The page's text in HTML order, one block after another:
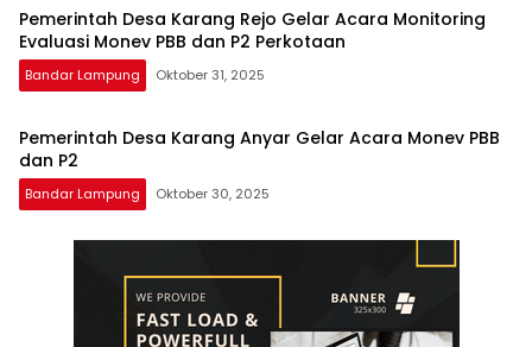
Pemerintah Desa Karang Rejo Gelar Acara Monitoring
Evaluasi Monev PBB dan P2 Perkotaan
Bandar Lampung Oktober 31, 2025
Pemerintah Desa Karang Anyar Gelar Acara Monev PBB
dan P2
Bandar Lampung Oktober 30, 2025